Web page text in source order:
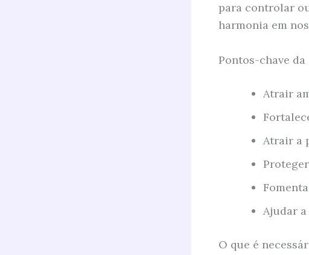
para controlar
harmonia em
Pontos-chave
Atrair
Atrair a
Ajudar
O que é